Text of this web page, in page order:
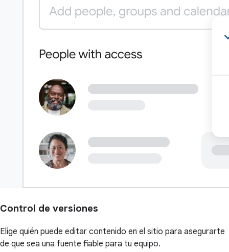
Control de versiones
Elige quién puede editar contenido en el sitio para asegurarte
de que sea una fuente fiable para tu equipo.